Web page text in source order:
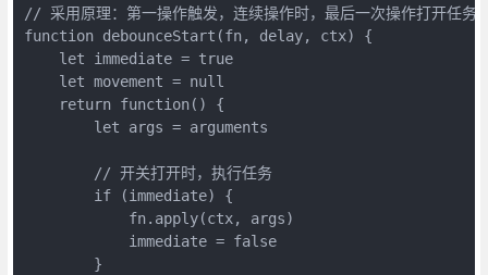
// 采用原理：第一操作触发，连续操作时，最后一次操作打开任务
function debounceStart(fn, delay, ctx) {
    let immediate = true
    let movement = null
    return function() {
        let args = arguments
        // 开关打开时，执行任务
        if (immediate) {
            fn.apply(ctx, args)
            immediate = false
        }